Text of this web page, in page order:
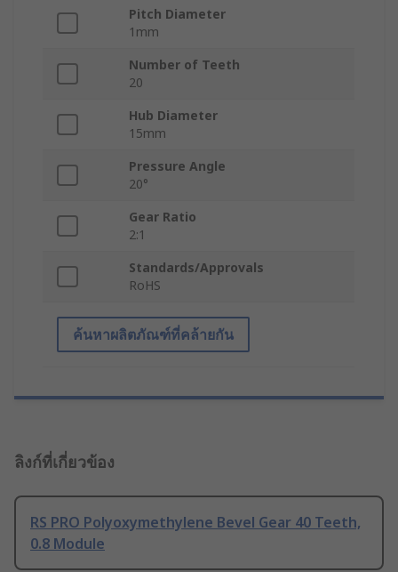
Pitch Diameter
1mm
Number of Teeth
20
Hub Diameter
15mm
Pressure Angle
20°
Gear Ratio
2:1
Standards/Approvals
RoHS
ค้นหาผลิตภัณฑ์ที่คล้ายกัน
ลิงก์ที่เกี่ยวข้อง
RS PRO Polyoxymethylene Bevel Gear 40 Teeth,
0.8 Module